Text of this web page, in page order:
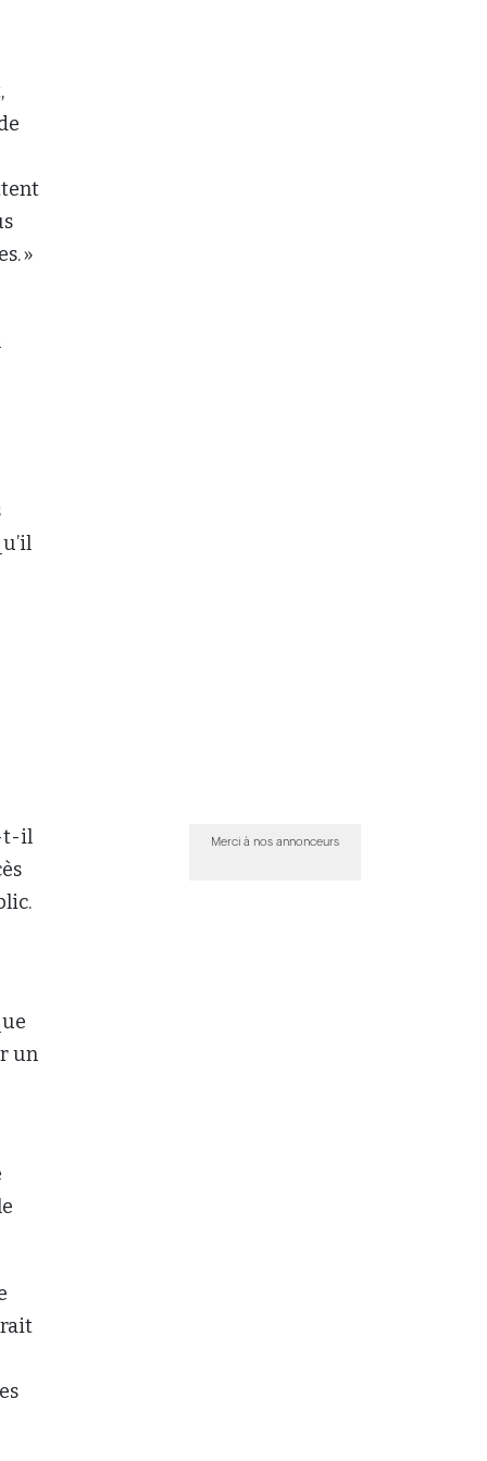
»
t-il
un
Merci à nos annonceurs